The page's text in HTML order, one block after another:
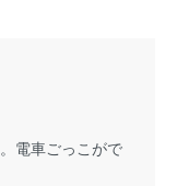
電車ごっこがで